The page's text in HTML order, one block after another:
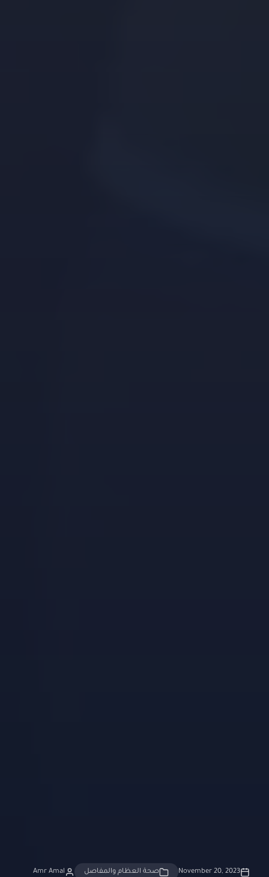
November 20, 2023 صحة العظام والمفاصل Amr Amal